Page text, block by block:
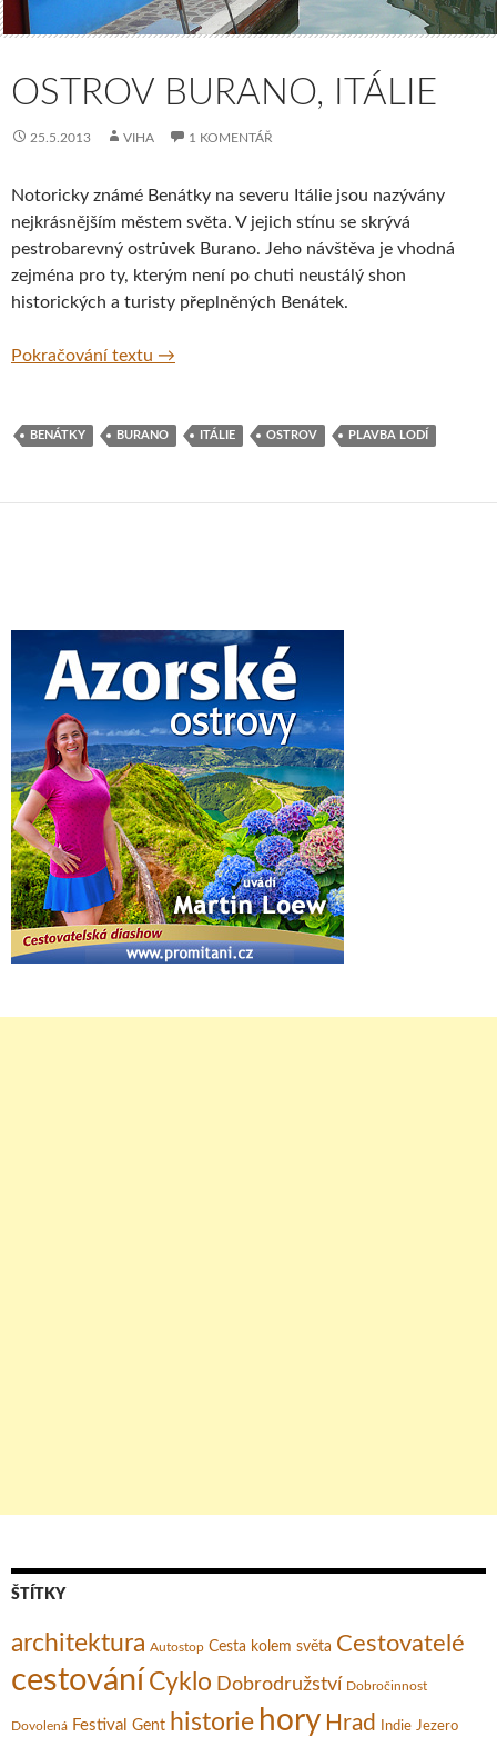
OSTROV BURANO, ITÁLIE
25.5.2013 VIHA 1 KOMENTÁŘ
Notoricky známé Benátky na severu Itálie jsou nazývány
nejkrásnějším městem světa. V jejich stínu se skrývá
pestrobarevný ostrůvek Burano. Jeho návštěva je vhodná
zejména pro ty, kterým není po chuti neustálý shon
historických a turisty přeplněných Benátek.
Pokračování textu Ostrov Burano, Itálie
→
BENÁTKY BURANO ITÁLIE OSTROV PLAVBA LODÍ
ŠTÍTKY
architektura Autostop Cesta kolem světa Cestovatelé
cestování Cyklo Dobrodružství Dobročinnost
Dovolená Festival Gent historie hory Hrad Indie Jezero